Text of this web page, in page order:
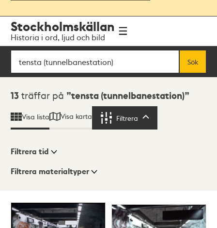
navigationen
huvudinnehållet
Stockholmskällan
Historia i ord, ljud och bild
Sök
Sök
Sökresultat
13 träffar på tensta (tunnelbanestation)
Visa lista Visa karta Filtrera
Visningsläge
Lista
Karta
Filtrera tid
Filtrera materialtyper
träffar